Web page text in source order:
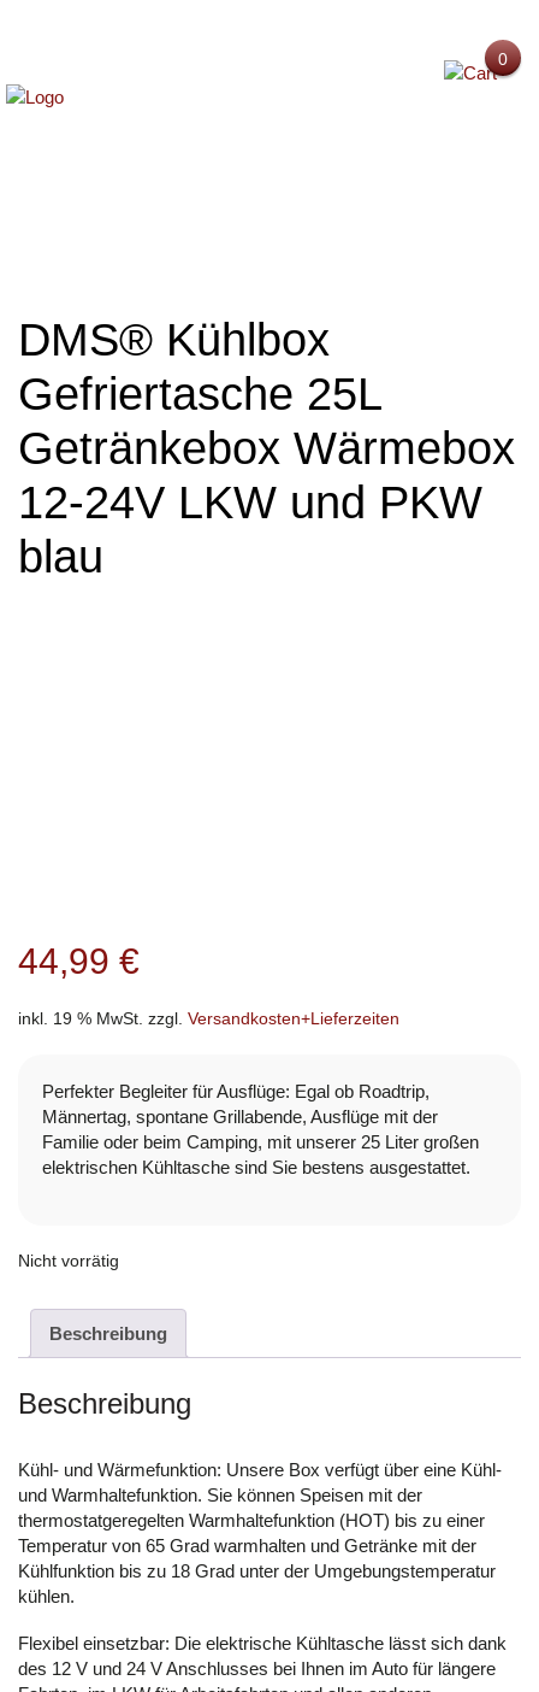
0
DMS® Kühlbox
Gefriertasche 25L
Getränkebox Wärmebox
12-24V LKW und PKW
blau
44,99 €
inkl. 19 % MwSt. zzgl. Versandkosten+Lieferzeiten
Perfekter Begleiter für Ausflüge: Egal ob Roadtrip,
Männertag, spontane Grillabende, Ausflüge mit der
Familie oder beim Camping, mit unserer 25 Liter großen
elektrischen Kühltasche sind Sie bestens ausgestattet.
Nicht vorrätig
Beschreibung
Beschreibung
Kühl- und Wärmefunktion: Unsere Box verfügt über eine Kühl-
und Warmhaltefunktion. Sie können Speisen mit der
thermostatgeregelten Warmhaltefunktion (HOT) bis zu einer
Temperatur von 65 Grad warmhalten und Getränke mit der
Kühlfunktion bis zu 18 Grad unter der Umgebungstemperatur
kühlen.
Flexibel einsetzbar: Die elektrische Kühltasche lässt sich dank
des 12 V und 24 V Anschlusses bei Ihnen im Auto für längere
Tassen, Gläser, Gefäße
Feste, Geschenke für Anlässe
Textilien, Strandzubehör
Sonstiges
Retouren A und B-Ware
Mystery Boxen